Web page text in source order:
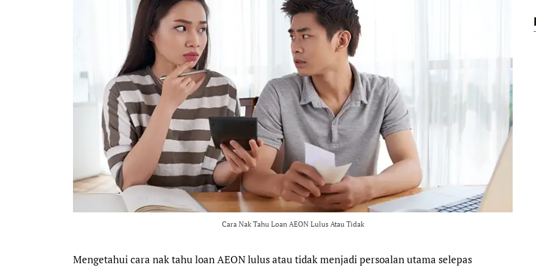
Cara Nak Tahu Loan AEON Lulus Atau Tidak
Mengetahui cara nak tahu loan AEON lulus atau tidak menjadi persoalan utama selepas